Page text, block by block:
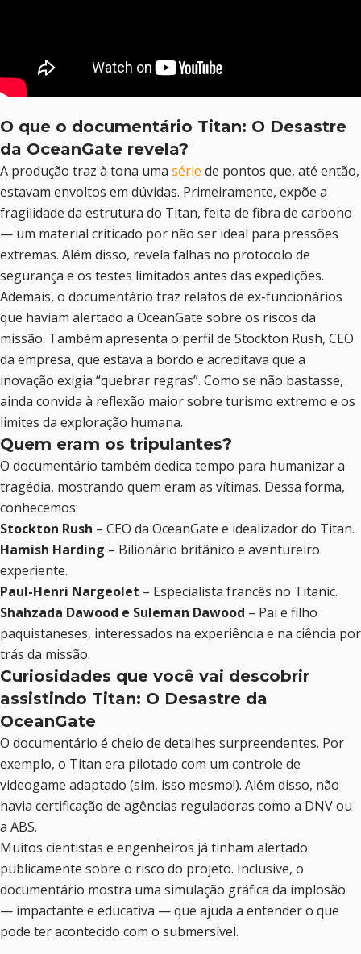
O que o documentário Titan: O Desastre
da OceanGate revela?
A produção traz à tona uma série de pontos que, até então,
estavam envoltos em dúvidas. Primeiramente, expõe a
fragilidade da estrutura do Titan, feita de fibra de carbono
— um material criticado por não ser ideal para pressões
extremas. Além disso, revela falhas no protocolo de
segurança e os testes limitados antes das expedições.
Ademais, o documentário traz relatos de ex-funcionários
que haviam alertado a OceanGate sobre os riscos da
missão. Também apresenta o perfil de Stockton Rush, CEO
da empresa, que estava a bordo e acreditava que a
inovação exigia “quebrar regras”. Como se não bastasse,
ainda convida à reflexão maior sobre turismo extremo e os
limites da exploração humana.
Quem eram os tripulantes?
O documentário também dedica tempo para humanizar a
tragédia, mostrando quem eram as vítimas. Dessa forma,
conhecemos:
Stockton Rush – CEO da OceanGate e idealizador do Titan.
Hamish Harding – Bilionário britânico e aventureiro
experiente.
Paul-Henri Nargeolet – Especialista francês no Titanic.
Shahzada Dawood e Suleman Dawood – Pai e filho
paquistaneses, interessados na experiência e na ciência por
trás da missão.
Curiosidades que você vai descobrir
assistindo Titan: O Desastre da
OceanGate
O documentário é cheio de detalhes surpreendentes. Por
exemplo, o Titan era pilotado com um controle de
videogame adaptado (sim, isso mesmo!). Além disso, não
havia certificação de agências reguladoras como a DNV ou
a ABS.
Muitos cientistas e engenheiros já tinham alertado
publicamente sobre o risco do projeto. Inclusive, o
documentário mostra uma simulação gráfica da implosão
— impactante e educativa — que ajuda a entender o que
pode ter acontecido com o submersível.